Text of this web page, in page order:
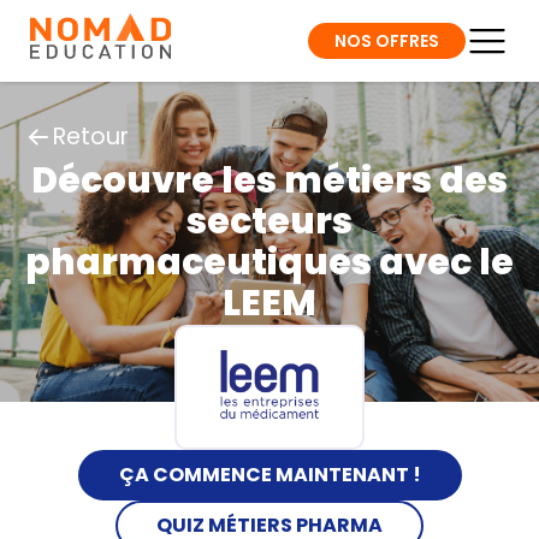
NOS OFFRES
Découvre les métiers des
secteurs
pharmaceutiques avec le
LEEM
Retour
ÇA COMMENCE MAINTENANT !
QUIZ MÉTIERS PHARMA